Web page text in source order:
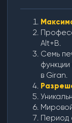
Alt+B.
Семь
в Giran.
Период